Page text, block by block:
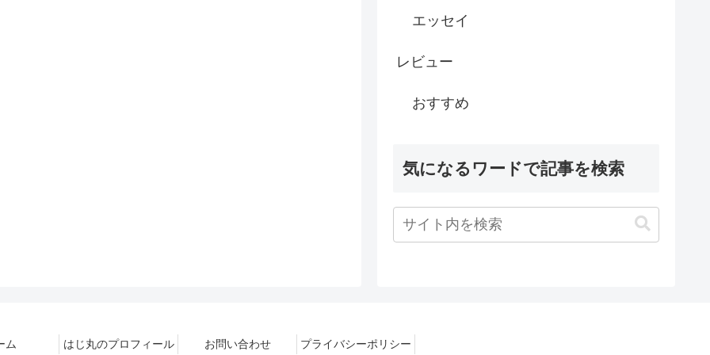
エッセイ
レビュー
おすすめ
気になるワードで記事を検索
ム はじ丸のプロフィール お問い合わせ プライバシーポリシー